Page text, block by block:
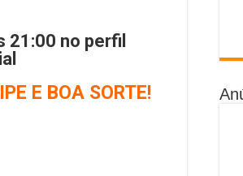
no perfil
E BOA SORTE!